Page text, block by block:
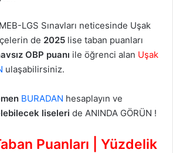
LGS Sınavları neticesinde Uşak
de 2025 lise taban puanları
OBP puanı ile öğrenci alan Uşak
ulaşabilirsiniz.
BURADAN hesaplayın ve
liseleri de ANINDA GÖRÜN !
Puanları | Yüzdelik